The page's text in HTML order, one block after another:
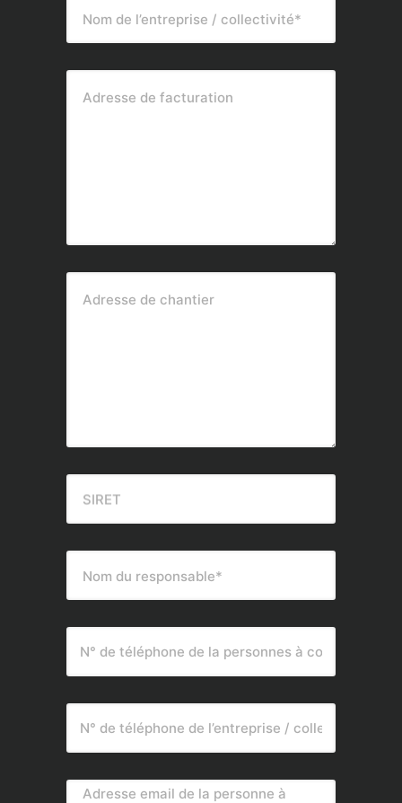
Nom de l’entreprise / collectivité*
Adresse de facturation
Adresse de chantier
SIRET
Nom du responsable*
Adresse email de la personne à